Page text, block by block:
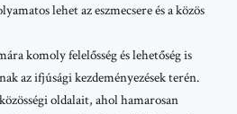
lehet az eszmecsere és a közös
komoly felelősség és lehetőség is
az ifjúsági kezdeményezések terén.
közösségi oldalait, ahol hamarosan